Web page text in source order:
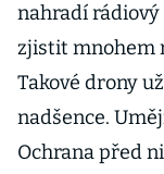
nahradí
zjistit mnohem
Takové drony
nadšence.
Ochrana před